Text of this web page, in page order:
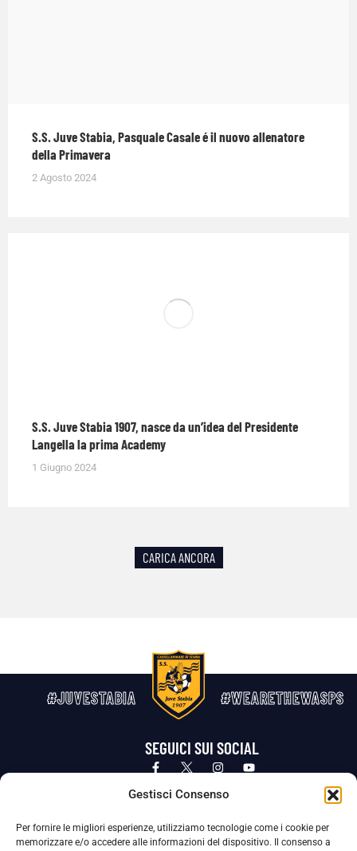
Gestisci Consenso
Per fornire le migliori esperienze, utilizziamo tecnologie come i cookie per
memorizzare e/o accedere alle informazioni del dispositivo. Il consenso a
S.S. Juve Stabia, Pasquale Casale é il nuovo allenatore
della Primavera
2 Agosto 2024
S.S. Juve Stabia 1907, nasce da un’idea del Presidente
Langella la prima Academy
1 Giugno 2024
CARICA ANCORA
#JUVESTABIA #WEARETHEWASPS
SEGUICI SUI SOCIAL
Privacy Policy Cookie Policy
La Società ha nominato il Responsabile della Protezione dei Dati Personali (DPO), figura specializzata che vigila sulle modalità